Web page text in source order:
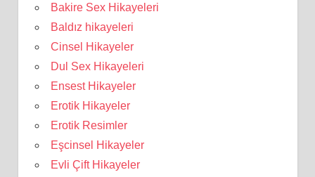
Bakire Sex Hikayeleri
Baldız hikayeleri
Cinsel Hikayeler
Dul Sex Hikayeleri
Ensest Hikayeler
Erotik Hikayeler
Erotik Resimler
Eşcinsel Hikayeler
Evli Çift Hikayeler